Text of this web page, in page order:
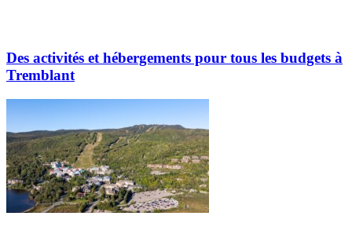
Des activités et hébergements pour tous les budgets à
Tremblant